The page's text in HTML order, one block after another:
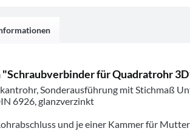
für Quadratrohr
Sonderausführung mit Stichmaß
6926, glanzverzinkt
und je einer Kammer für